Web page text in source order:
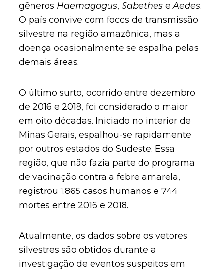
gêneros Haemagogus, SabetheseAedes.
O país convive com focos de transmissão
silvestre na região amazônica, mas a
doença ocasionalmente se espalha pelas
demais áreas.
O último surto, ocorrido entre dezembro
de 2016 e 2018, foi considerado o maior
em oito décadas. Iniciado no interior de
Minas Gerais, espalhou-se rapidamente
por outros estados do Sudeste. Essa
região, que não fazia parte do programa
de vacinação contra a febre amarela,
registrou 1.865 casos humanos e 744
mortes entre 2016 e 2018.
Atualmente, os dados sobre os vetores
silvestres são obtidos durante a
investigação de eventos suspeitos em
Captcha obrigatório
Seu e-mail foi cadastrado com sucesso!